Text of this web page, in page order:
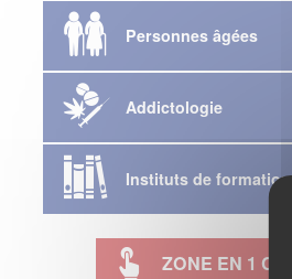
Personnes âgées
Addictologie
Instituts de formation
ZONE EN 1 CLIC